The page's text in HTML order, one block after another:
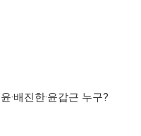
·배진한·윤갑근 누구?